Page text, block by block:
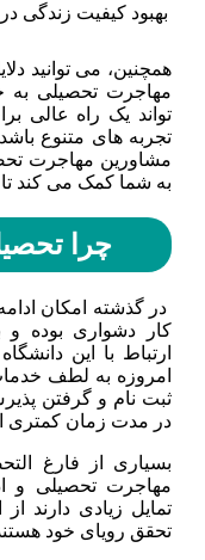
بهبود کیفیت زندگی
همچنین، می توانید
مهاجرت تحصیلی به
تواند یک راه عالی
تجربه های متنوع
مشاورین مهاجرت
به شما کمک می کند تا
چرا
در گذشته امکان
کار دشواری بوده و
ارتباط با این
امروزه به لطف خدمات
ثبت نام و گرفتن
در مدت زمان کمتری
بسیاری از فارغ
مهاجرت تحصیلی و
تمایل زیادی دارند
تحقق رویای خود